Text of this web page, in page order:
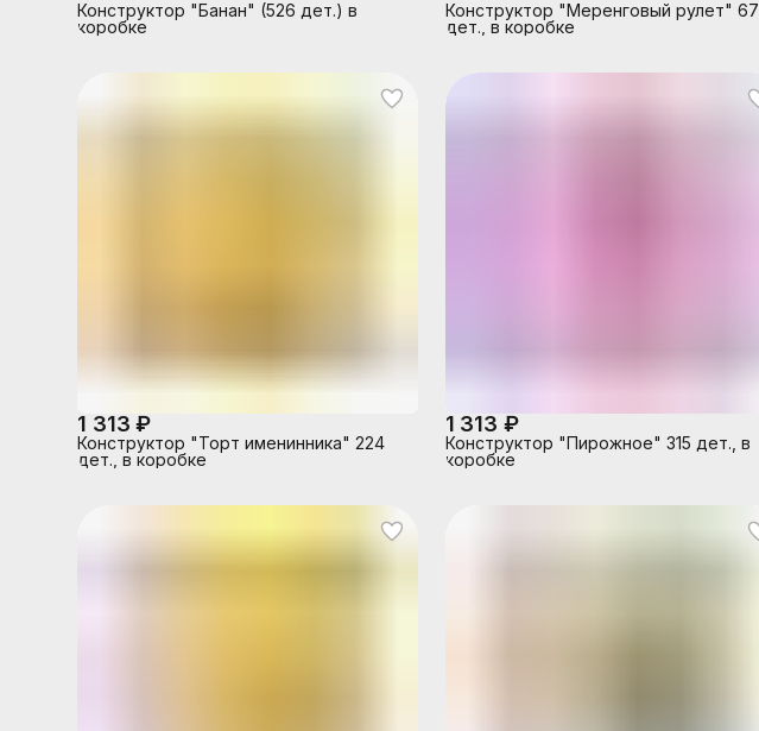
Конструктор "Банан" (526 дет.) в
коробке
Конструктор "Меренговый рулет" 67
дет., в коробке
1 313 ₽
Конструктор "Торт именинника" 224
дет., в коробке
1 313 ₽
Конструктор "Пирожное" 315 дет., в
коробке